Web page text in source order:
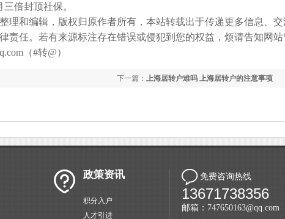
倍封顶社保。
理和编辑，版权归原作者所有，本站转载出于传递更多信息、交
责任。若有来源标注存在错误或侵犯到您的权益，烦请告知网站
（#转@）
下一篇： 上海居转户难吗 上海居转户的注意事项
政策资讯
积分入户
人才引进
免费咨询热线
13671738356
邮箱：747650163@qq.com